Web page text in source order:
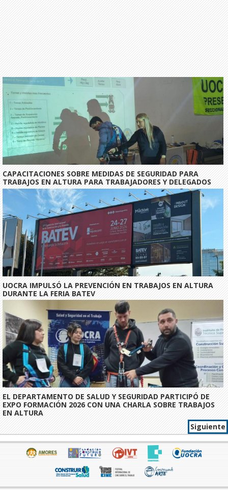
CAPACITACIONES SOBRE MEDIDAS DE SEGURIDAD PARA
TRABAJOS EN ALTURA PARA TRABAJADORES Y DELEGADOS
UOCRA IMPULSÓ LA PREVENCIÓN EN TRABAJOS EN ALTURA
DURANTE LA FERIA BATEV
EL DEPARTAMENTO DE SALUD Y SEGURIDAD PARTICIPÓ DE
EXPO FORMACIÓN 2026 CON UNA CHARLA SOBRE TRABAJOS
EN ALTURA
Siguiente